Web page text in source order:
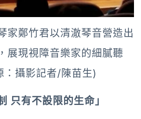
家鄭竹君以清澈琴音營造出
展現視障音樂家的細膩聽
攝影記者/陳苗生)
只有不設限的生命」